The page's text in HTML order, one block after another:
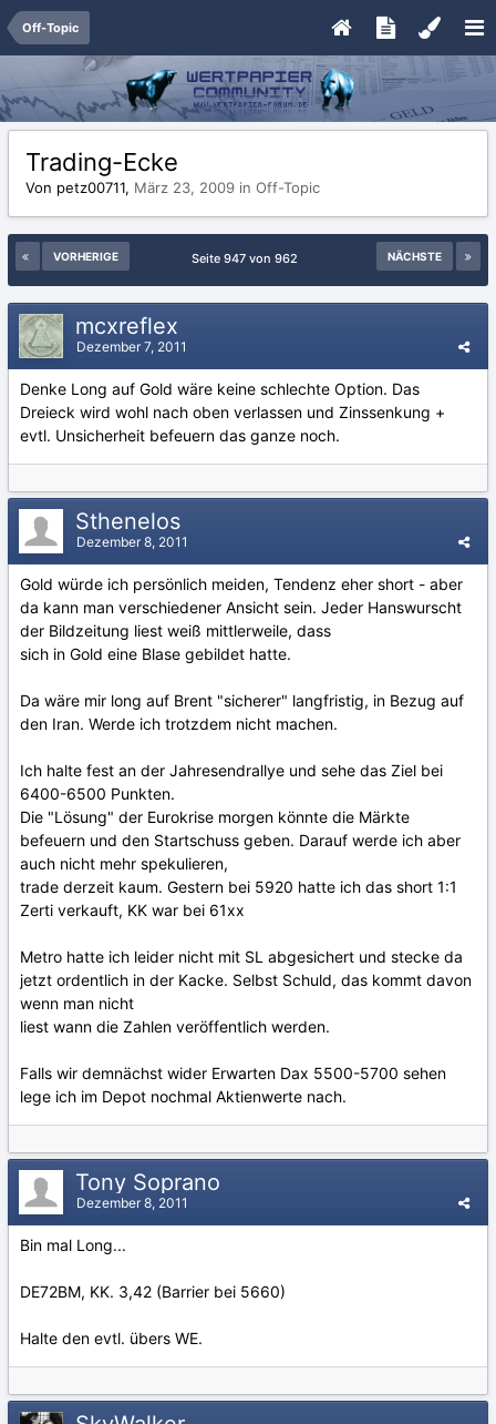
Off-Topic
Trading-Ecke
Von petz00711, März 23, 2009 in Off-Topic
VORHERIGE NÄCHSTE
Seite 947 von 962
mcxreflex
Dezember 7, 2011
Denke Long auf Gold wäre keine schlechte Option. Das
Dreieck wird wohl nach oben verlassen und Zinssenkung +
evtl. Unsicherheit befeuern das ganze noch.
Sthenelos
Dezember 8, 2011
Gold würde ich persönlich meiden, Tendenz eher short - aber
da kann man verschiedener Ansicht sein. Jeder Hanswurscht
der Bildzeitung liest weiß mittlerweile, dass
sich in Gold eine Blase gebildet hatte.
Da wäre mir long auf Brent "sicherer" langfristig, in Bezug auf
den Iran. Werde ich trotzdem nicht machen.
Ich halte fest an der Jahresendrallye und sehe das Ziel bei
6400-6500 Punkten.
Die "Lösung" der Eurokrise morgen könnte die Märkte
befeuern und den Startschuss geben. Darauf werde ich aber
auch nicht mehr spekulieren,
trade derzeit kaum. Gestern bei 5920 hatte ich das short 1:1
Zerti verkauft, KK war bei 61xx
Metro hatte ich leider nicht mit SL abgesichert und stecke da
jetzt ordentlich in der Kacke. Selbst Schuld, das kommt davon
wenn man nicht
liest wann die Zahlen veröffentlich werden.
Falls wir demnächst wider Erwarten Dax 5500-5700 sehen
lege ich im Depot nochmal Aktienwerte nach.
Tony Soprano
Dezember 8, 2011
Bin mal Long...
DE72BM, KK. 3,42 (Barrier bei 5660)
Halte den evtl. übers WE.